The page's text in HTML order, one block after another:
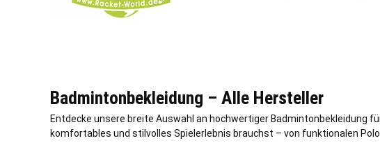
Badmintonbekleidung – Alle Hersteller
Entdecke unsere breite Auswahl an hochwertiger Badmintonbekleidung
komfortables und stilvolles Spielerlebnis brauchst – von funktionalen